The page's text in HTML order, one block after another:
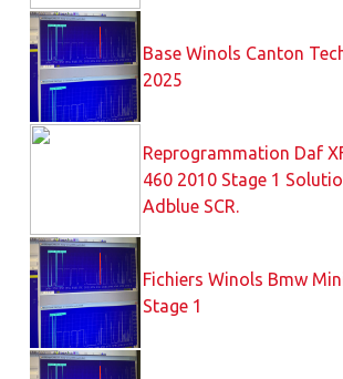
Base Winols Canton
2025
Reprogrammation Daf
460 2010 Stage 1
Adblue SCR.
Fichiers Winols Bmw
Stage 1